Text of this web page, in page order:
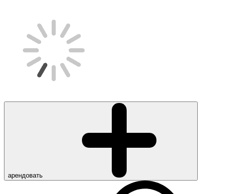
арендовать